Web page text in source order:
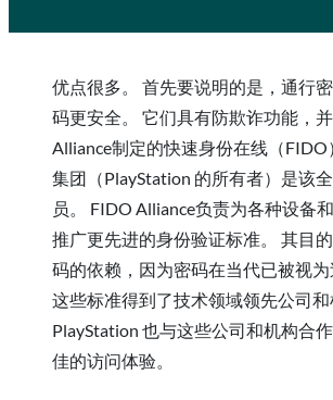
优点很多。 首先要说明的是，通行
码更安全。 它们具有防欺诈功能，
Alliance制定的快速身份在线（
集团（PlayStation 的所有者）是该
员。 FIDO Alliance负责为各种设备
推广更先进的身份验证标准。 其目
码的依赖，因为密码在当代已被视为
这些标准得到了技术领域领先公司和
PlayStation 也与这些公司和机构合
佳的访问体验。